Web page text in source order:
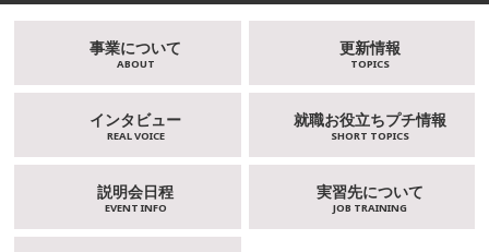
事業について
ABOUT
更新情報
TOPICS
インタビュー
REAL VOICE
就職お役立ちプチ情報
SHORT TOPICS
説明会日程
EVENT INFO
実習先について
JOB TRAINING